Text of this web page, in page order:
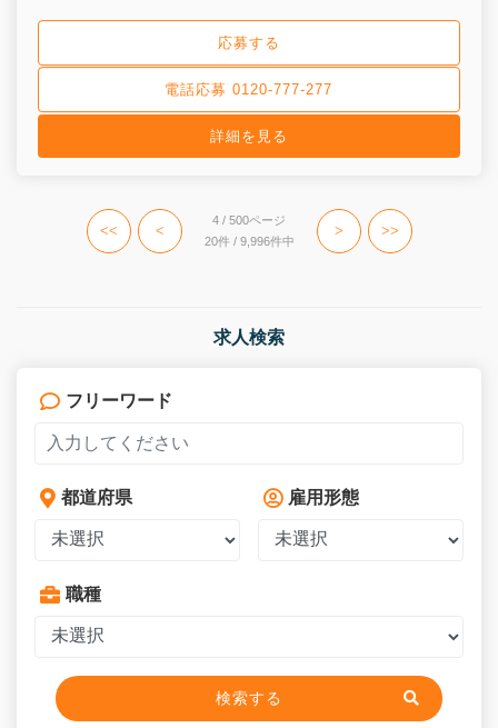
応募する
電話応募 0120-777-277
詳細を見る
<< <
4 / 500ページ
20件 / 9,996件中
> >>
求人検索
フリーワード
都道府県 雇用形態
職種
検索する